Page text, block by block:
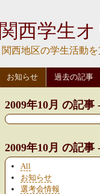
関西学生
関西地区の学生活動
お知らせ 過去の記事
2009年10月 の記事
2009年10月 の記
All
お知らせ
選考会情報